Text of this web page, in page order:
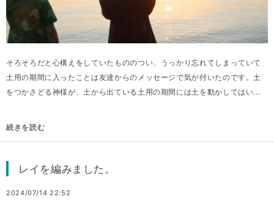
そろそろだと心構えをしていたもののつい、うっかり忘れてしまっていて
土用の期間に入ったことは友達からのメッセージで気が付いたのです。土
をつかさどる神様が、土から出ている土用の期間には土を動かしてはい...
続きを読む
レイを編みました。
2024/07/14 22:52